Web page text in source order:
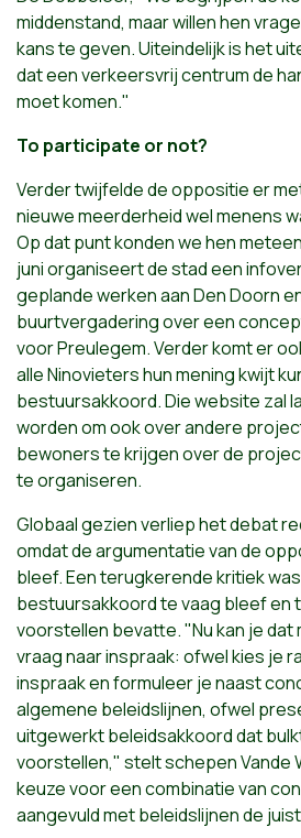
middenstand, maar willen hen
kans te geven. Uiteindelijk is het
dat een verkeersvrij centrum de
moet komen."
To participate or not?
Verder twijfelde de oppositie er
nieuwe meerderheid wel menens
Op dat punt konden we hen
juni organiseert de stad een
geplande werken aan Den Doorn
buurtvergadering over een
voor Preulegem. Verder komt er
alle Ninovieters hun mening kwijt
bestuursakkoord. Die website zal
worden om ook over andere
bewoners te krijgen over de
te organiseren.
Globaal gezien verliep het debat
omdat de argumentatie van de
bleef. Een terugkerende kritiek
bestuursakkoord te vaag bleef en
voorstellen bevatte. "Nu kan je dat
vraag naar inspraak: ofwel kies je
inspraak en formuleer je naast
algemene beleidslijnen, ofwel
uitgewerkt beleidsakkoord dat
voorstellen," stelt schepen Vande
keuze voor een combinatie van
aangevuld met beleidslijnen de